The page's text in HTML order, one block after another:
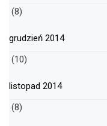
(8)
grudzień 2014
(10)
listopad 2014
(8)